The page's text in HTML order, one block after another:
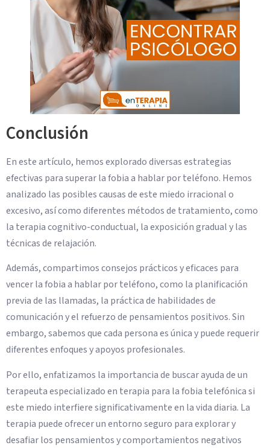
Conclusión
En este artículo, hemos explorado diversas estrategias
efectivas para superar la fobia a hablar por teléfono. Hemos
analizado las posibles causas de este miedo irracional o
excesivo, así como diferentes métodos de tratamiento, como
la terapia cognitivo-conductual, la exposición gradual y las
técnicas de relajación.
Además, compartimos consejos prácticos y eficaces para
vencer la fobia a hablar por teléfono, como la planificación
previa de las llamadas, la práctica de habilidades de
comunicación y el refuerzo de pensamientos positivos. Sin
embargo, sabemos que cada persona es única y puede requerir
diferentes enfoques y apoyos profesionales.
Por ello, enfatizamos la importancia de buscar ayuda de un
terapeuta especializado en terapia para la fobia telefónica si
este miedo interfiere significativamente en la vida diaria. La
terapia puede ofrecer un entorno seguro para explorar y
desafiar los pensamientos y comportamientos negativos